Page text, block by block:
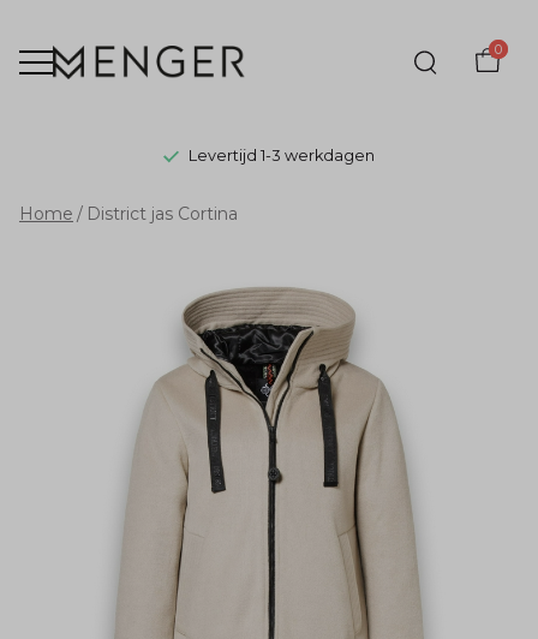
0
Levertijd 1-3 werkdagen
District
Cortina
Menger
Mode
Home District jas Cortina